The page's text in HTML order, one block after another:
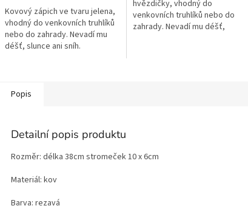
Kovový zápich ve tvaru jelena,
vhodný do venkovních truhlíků
nebo do zahrady. Nevadí mu
déšť, slunce ani sníh.
hvězdičky, vhodný do
venkovních truhlíků nebo do
zahrady. Nevadí mu déšť,
Popis
Detailní popis produktu
Rozměr: délka 38cm stromeček 10 x 6cm
Materiál: kov
Barva: rezavá